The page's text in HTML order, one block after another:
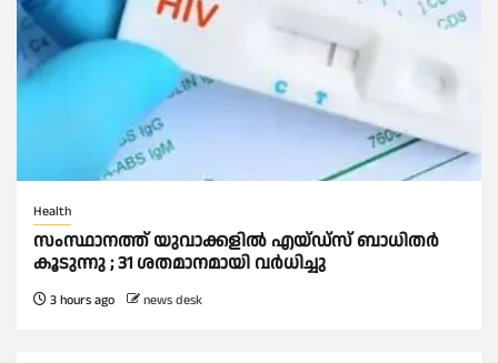
Health
സംസ്ഥാനത്ത് യുവാക്കളില്‍ എയ്ഡ്സ് ബാധിതര്‍
കൂടുന്നു ; 31 ശതമാനമായി വർധിച്ചു
3 hours ago news desk